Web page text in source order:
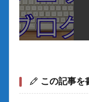
この記事を